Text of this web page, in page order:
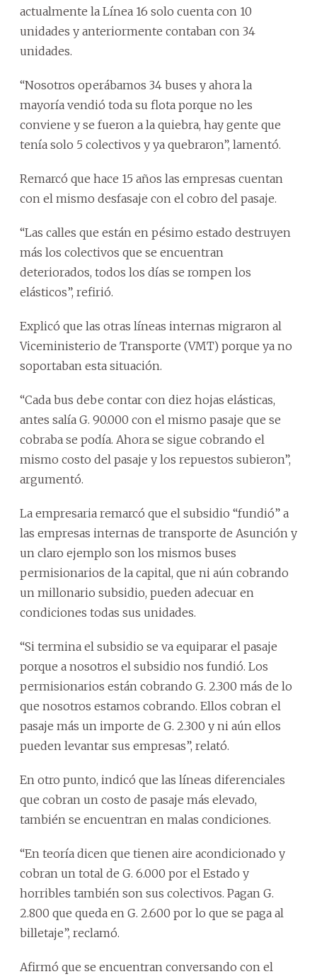
actualmente la Línea 16 solo cuenta con 10
unidades y anteriormente contaban con 34
unidades.
“Nosotros operábamos 34 buses y ahora la
mayoría vendió toda su flota porque no les
conviene y se fueron a la quiebra, hay gente que
tenía solo 5 colectivos y ya quebraron”, lamentó.
Remarcó que hace 15 años las empresas cuentan
con el mismo desfasaje con el cobro del pasaje.
“Las calles que están en pésimo estado destruyen
más los colectivos que se encuentran
deteriorados, todos los días se rompen los
elásticos”, refirió.
Explicó que las otras líneas internas migraron al
Viceministerio de Transporte (VMT) porque ya no
soportaban esta situación.
“Cada bus debe contar con diez hojas elásticas,
antes salía G. 90.000 con el mismo pasaje que se
cobraba se podía. Ahora se sigue cobrando el
mismo costo del pasaje y los repuestos subieron”,
argumentó.
La empresaria remarcó que el subsidio “fundió” a
las empresas internas de transporte de Asunción y
un claro ejemplo son los mismos buses
permisionarios de la capital, que ni aún cobrando
un millonario subsidio, pueden adecuar en
condiciones todas sus unidades.
“Si termina el subsidio se va equiparar el pasaje
porque a nosotros el subsidio nos fundió. Los
permisionarios están cobrando G. 2.300 más de lo
que nosotros estamos cobrando. Ellos cobran el
pasaje más un importe de G. 2.300 y ni aún ellos
pueden levantar sus empresas”, relató.
En otro punto, indicó que las líneas diferenciales
que cobran un costo de pasaje más elevado,
también se encuentran en malas condiciones.
“En teoría dicen que tienen aire acondicionado y
cobran un total de G. 6.000 por el Estado y
horribles también son sus colectivos. Pagan G.
2.800 que queda en G. 2.600 por lo que se paga al
billetaje”, reclamó.
Afirmó que se encuentran conversando con el